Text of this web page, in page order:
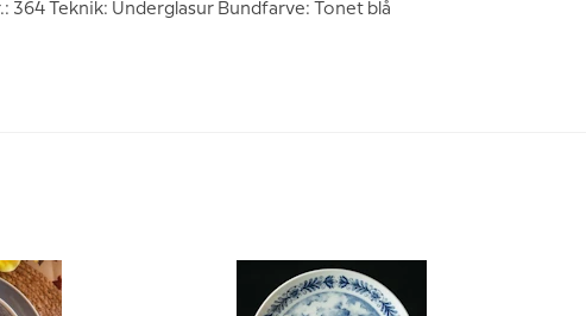
364 Teknik: Underglasur Bundfarve: Tonet blå